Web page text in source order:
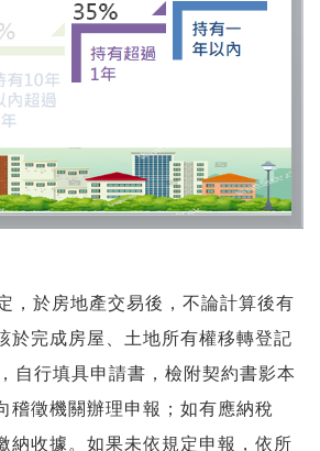
，於房地產交易後，不論計算後有
於完成房屋、土地所有權移轉登記
自行填具申請書，檢附契約書影本
稽徵機關辦理申報；如有應納稅
納收據。如果未依規定申報，依所